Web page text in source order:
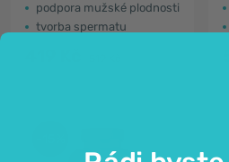
podpora mužské plodnosti
tvorba spermatu